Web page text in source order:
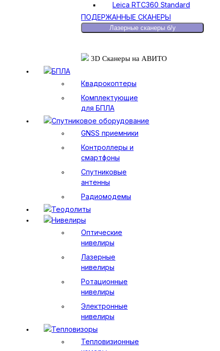
Leica RTC360 Standard
ПОДЕРЖАННЫЕ СКАНЕРЫ
Лазерные сканеры б/у
3D Сканеры на АВИТО
БПЛА
Квадрокоптеры
Комплектующие
для БПЛА
Спутниковое оборудование
GNSS приемники
Контроллеры и
смартфоны
Спутниковые
антенны
Радиомодемы
Теодолиты
Нивелиры
Оптические
нивелиры
Лазерные
нивелиры
Ротационные
нивелиры
Электронные
нивелиры
Тепловизоры
Тепловизионные